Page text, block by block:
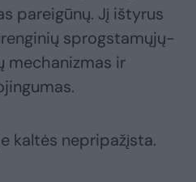
pareigūnų. Jį ištyrus
sprogstamųjų-
mechanizmas ir
kaltės nepripažįsta.